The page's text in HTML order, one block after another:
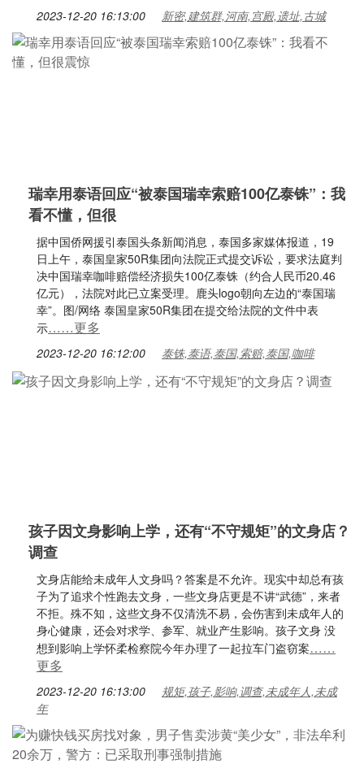
2023-12-20 16:13:00 新密,建筑群,河南,宫殿,遗址,古城
瑞幸用泰语回应“被泰国瑞幸索赔100亿泰铢”：我
看不懂，但很
据中国侨网援引泰国头条新闻消息，泰国多家媒体报道，19
日上午，泰国皇家50R集团向法院正式提交诉讼，要求法庭判
决中国瑞幸咖啡赔偿经济损失100亿泰铢（约合人民币20.46
亿元），法院对此已立案受理。鹿头logo朝向左边的“泰国瑞
幸”。图/网络 泰国皇家50R集团在提交给法院的文件中表
示……更多
2023-12-20 16:12:00 泰铢,泰语,泰国,索赔,泰国,咖啡
孩子因文身影响上学，还有“不守规矩”的文身店？
调查
文身店能给未成年人文身吗？答案是不允许。现实中却总有孩
子为了追求个性跑去文身，一些文身店更是不讲“武德”，来者
不拒。殊不知，这些文身不仅清洗不易，会伤害到未成年人的
身心健康，还会对求学、参军、就业产生影响。孩子文身 没
想到影响上学怀柔检察院今年办理了一起拉车门盗窃案……
更多
2023-12-20 16:13:00
规矩,孩子,影响,调查,未成年人,未成
年